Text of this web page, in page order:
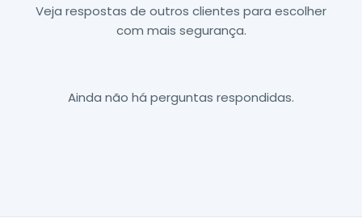
Veja respostas de outros clientes para escolher
com mais segurança.
Ainda não há perguntas respondidas.